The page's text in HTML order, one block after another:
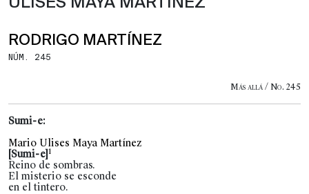
RODRIGO MARTÍNEZ
NÚM. 245
Más allá / No. 245
Sumi-e:
Mario Ulises Maya Martínez
[Sumi-e] 1
Reino de sombras.
El misterio se esconde
en el tintero.